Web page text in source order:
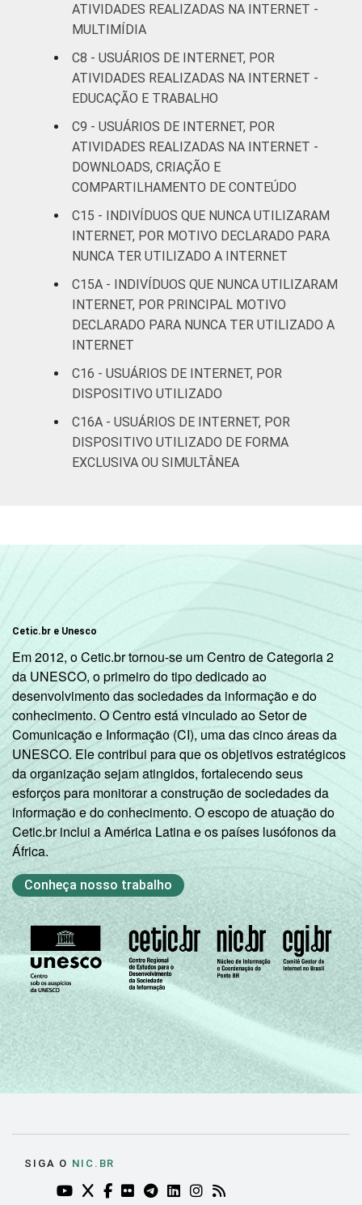
Mais de 2
SM até 3 SM
Mais de 3
SM até 5 SM
77
Mais de 5
SM até 10
SM
86
Mais de 10
SM
92 1
renda
61 7
Não sabe 60 3
Não
respondeu
64
Classe
social
A 95
B
DE 35 6
atividade
Fonte: CGI.br/NIC.br, Centro Regional de
Estudos para o Desenvolvimento da
Sociedade da Informação (Cetic.br),
Pesquisa sobre o Uso das Tecnologias de
Informação e Comunicação nos domicílios
brasileiros - TIC Domicílios 2016.
¹Considera-se 'usuário' aquele que utilizou a
Internet há menos de três meses em relação
ao momento da entrevista.
ATIVIDADES REALIZADAS NA INTERNET -
MULTIMÍDIA
C8 - USUÁRIOS DE INTERNET, POR
ATIVIDADES REALIZADAS NA INTERNET -
EDUCAÇÃO E TRABALHO
C9 - USUÁRIOS DE INTERNET, POR
ATIVIDADES REALIZADAS NA INTERNET -
DOWNLOADS, CRIAÇÃO E
COMPARTILHAMENTO DE CONTEÚDO
C15 - INDIVÍDUOS QUE NUNCA UTILIZARAM
INTERNET, POR MOTIVO DECLARADO PARA
NUNCA TER UTILIZADO A INTERNET
C15A - INDIVÍDUOS QUE NUNCA UTILIZARAM
INTERNET, POR PRINCIPAL MOTIVO
DECLARADO PARA NUNCA TER UTILIZADO A
INTERNET
C16 - USUÁRIOS DE INTERNET, POR
DISPOSITIVO UTILIZADO
C16A - USUÁRIOS DE INTERNET, POR
DISPOSITIVO UTILIZADO DE FORMA
EXCLUSIVA OU SIMULTÂNEA
Cetic.br e Unesco
Em 2012, o Cetic.br tornou-se um Centro de Categoria 2
da UNESCO, o primeiro do tipo dedicado ao
desenvolvimento das sociedades da informação e do
conhecimento. O Centro está vinculado ao Setor de
Comunicação e Informação (CI), uma das cinco áreas da
UNESCO. Ele contribui para que os objetivos estratégicos
da organização sejam atingidos, fortalecendo seus
esforços para monitorar a construção de sociedades da
informação e do conhecimento. O escopo de atuação do
Cetic.br inclui a América Latina e os países lusófonos da
África.
Conheça nosso trabalho
SIGA O NIC.BR
YOUTUBE DO NIC.BR (ABRE EM NOVA ABA)
TWITTER DO NIC.BR (ABRE EM NOVA ABA)
FACEBOOK DO NIC.BR (ABRE EM NOVA
FLICKR DO NIC.BR (ABRE EM NOVA
TELEGRAM DO NIC.BR (ABRE EM
LINKEDIN DO NIC.BR (ABRE
INSTAGRAM DO NIC.BR
RSS DO NIC.BR (ABRE